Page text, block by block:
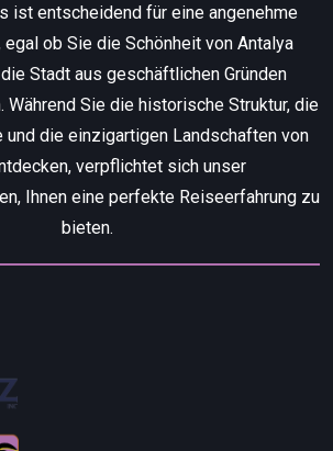
ist entscheidend für eine angenehme
egal ob Sie die Schönheit von Antalya
Stadt aus geschäftlichen Gründen
Während Sie die historische Struktur, die
und die einzigartigen Landschaften von
verpflichtet sich unser
Ihnen eine perfekte Reiseerfahrung zu
bieten.